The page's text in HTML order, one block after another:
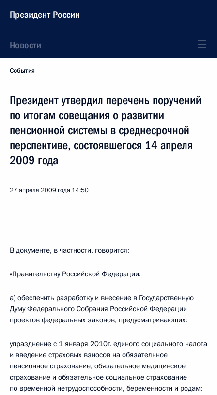
Президент России
Новости
События
Президент утвердил перечень поручений
по итогам совещания о развитии
пенсионной системы в среднесрочной
перспективе, состоявшегося 14 апреля
2009 года
27 апреля 2009 года 14:50
В документе, в частности, говорится:
«Правительству Российской Федерации:
а) обеспечить разработку и внесение в Государственную
Думу Федерального Собрания Российской Федерации
проектов федеральных законов, предусматривающих:
упразднение с 1 января 2010г. единого социального налога
и введение страховых взносов на обязательное
пенсионное страхование, обязательное медицинское
страхование и обязательное социальное страхование
по временной нетрудоспособности, беременности и родам;